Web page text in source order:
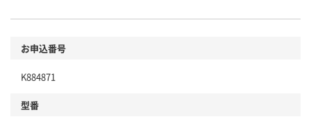
お申込番号
K884871
型番